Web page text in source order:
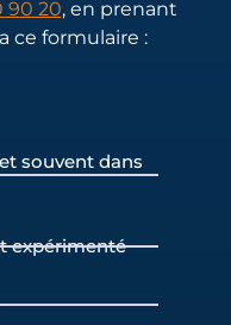
90 20, en prenant
ce formulaire :
souvent dans
expérimenté